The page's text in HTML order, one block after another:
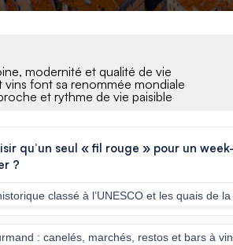
modernité et qualité de vie
vins font sa renommée mondiale
et rythme de vie paisible
qu’un seul « fil rouge » pour un
?
classé à l’UNESCO et les quais de
: canelés, marchés, restos et bars à vin